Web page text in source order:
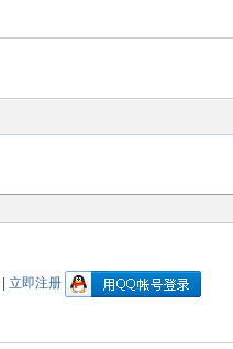
|立即注册